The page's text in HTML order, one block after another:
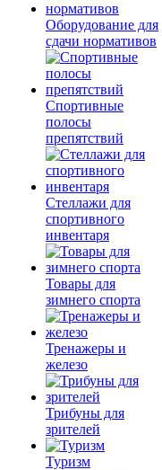
Оборудование для
сдачи нормативов
Спортивные
полосы
препятствий
Стеллажи для
спортивного
инвентаря
Товары для
зимнего спорта
Тренажеры и
железо
Трибуны для
зрителей
Туризм